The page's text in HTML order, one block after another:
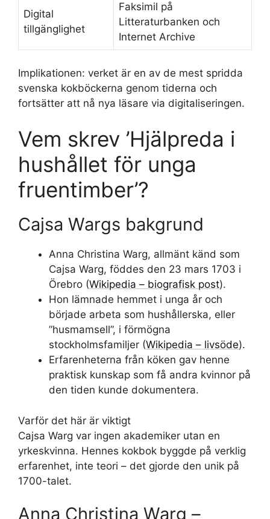
Digital
tillgänglighet
Faksimil på
Litteraturbanken och
Internet Archive
Implikationen: verket är en av de mest spridda
svenska kokböckerna genom tiderna och
fortsätter att nå nya läsare via digitaliseringen.
Vem skrev ’Hjälpreda i
hushållet för unga
fruentimber’?
Cajsa Wargs bakgrund
Anna Christina Warg, allmänt känd som
Cajsa Warg, föddes den 23 mars 1703 i
Örebro (Wikipedia – biografisk post).
Hon lämnade hemmet i unga år och
började arbeta som hushållerska, eller
”husmamsell”, i förmögna
stockholmsfamiljer (Wikipedia – livsöde).
Erfarenheterna från köken gav henne
praktisk kunskap som få andra kvinnor på
den tiden kunde dokumentera.
Varför det här är viktigt
Cajsa Warg var ingen akademiker utan en
yrkeskvinna. Hennes kokbok byggde på verklig
erfarenhet, inte teori – det gjorde den unik på
1700-talet.
Anna Christina Warg –